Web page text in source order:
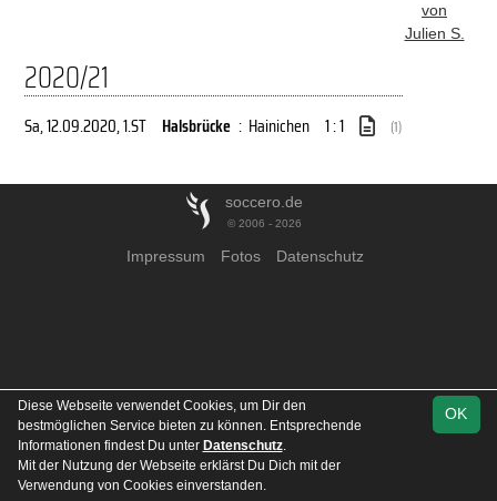
von
Julien S.
2020/21
Sa, 12.09.2020, 1.ST Halsbrücke : Hainichen 1 : 1 (1)
soccero.de
© 2006 - 2026
Impressum Fotos Datenschutz
OK
Diese Webseite verwendet Cookies, um Dir den
bestmöglichen Service bieten zu können. Entsprechende
Informationen findest Du unter Datenschutz.
Mit der Nutzung der Webseite erklärst Du Dich mit der
Verwendung von Cookies einverstanden.